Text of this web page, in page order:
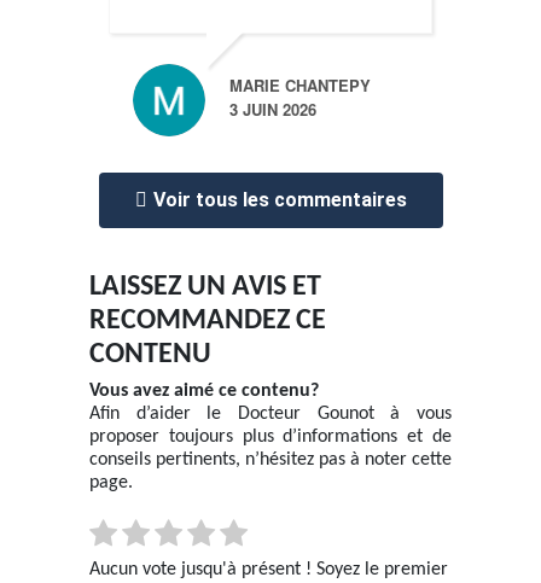
MARIE CHANTEPY
3 JUIN 2026
Voir tous les commentaires
LAISSEZ UN AVIS ET
RECOMMANDEZ CE
CONTENU
Vous avez aimé ce contenu?
Afin d’aider le Docteur Gounot à vous
proposer toujours plus d’informations et de
conseils pertinents, n’hésitez pas à noter cette
page.
Aucun vote jusqu'à présent ! Soyez le premier